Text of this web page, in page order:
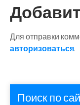
Для отправки
авторизоваться.
Поиск по